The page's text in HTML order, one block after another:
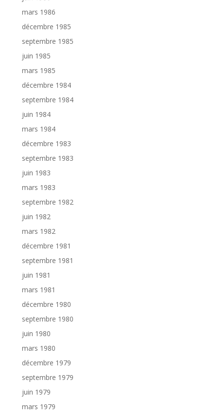
mars 1986
décembre 1985
septembre 1985
juin 1985
mars 1985
décembre 1984
septembre 1984
juin 1984
mars 1984
décembre 1983
septembre 1983
juin 1983
mars 1983
septembre 1982
juin 1982
mars 1982
décembre 1981
septembre 1981
juin 1981
mars 1981
décembre 1980
septembre 1980
juin 1980
mars 1980
décembre 1979
septembre 1979
juin 1979
mars 1979